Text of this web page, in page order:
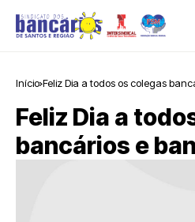
Início Feliz Dia a todos os colegas
Feliz Dia a
bancários e